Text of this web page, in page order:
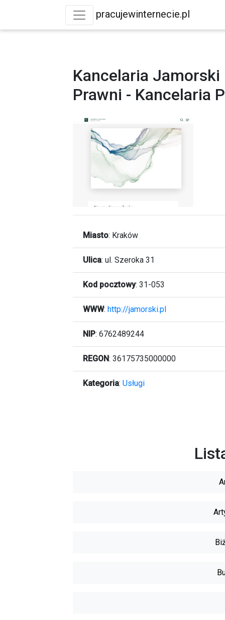
pracujewinternecie.pl
Kancelaria
Prawni - Kancelaria
Miasto: Kraków
Ulica: ul. Szeroka 31
Kod pocztowy: 31-053
WWW: http://jamorski.pl
NIP: 6762489244
REGON: 36175735000000
Kategoria: Usługi